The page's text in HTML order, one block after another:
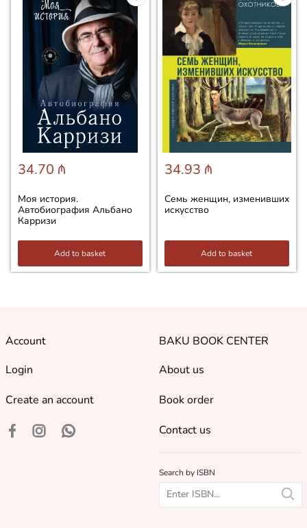
34.70 ₼
Моя история.
Автобиография Альбано
Карризи
Add to basket
34.93 ₼
Семь женщин, изменивших
искусство
Add to basket
Account
Login
Create an account
BAKU BOOK CENTER
About us
Book order
Contact us
Search by ISBN